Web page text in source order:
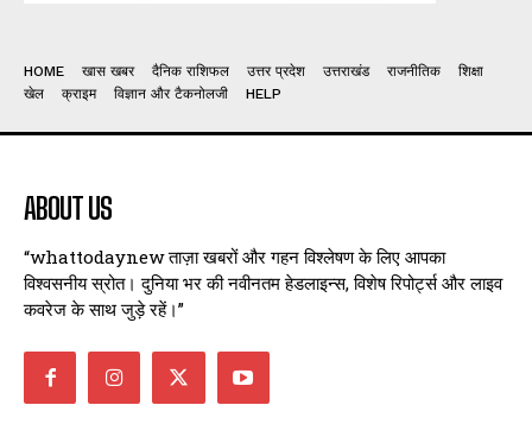
HOME खास खबर दैनिक राशिफल उत्तर प्रदेश उत्तराखंड राजनीतिक
शिक्षा
खेल
क्राइम विज्ञान और टैकनोलजी HELP
ABOUT US
“whattodaynew ताज़ा खबरों और गहन विश्लेषण के लिए आपका
विश्वसनीय स्रोत। दुनिया भर की नवीनतम हेडलाइन्स, विशेष रिपोर्ट्स और लाइव
कवरेज के साथ जुड़े रहें।”